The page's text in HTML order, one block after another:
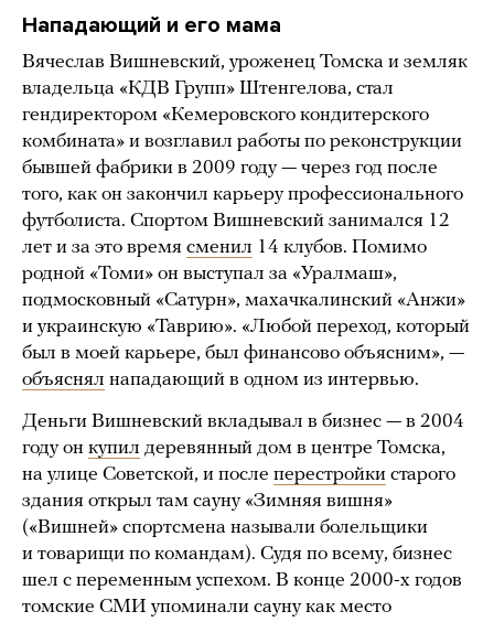
Нападающий и его мама
Вячеслав Вишневский, уроженец Томска и земляк
владельца «КДВ Групп» Штенгелова, стал
гендиректором «Кемеровского кондитерского
комбината» и возглавил работы по реконструкции
бывшей фабрики в 2009 году — через год после
того, как он закончил карьеру профессионального
футболиста. Спортом Вишневский занимался 12
лет и за это время сменил 14 клубов. Помимо
родной «Томи» он выступал за «Уралмаш»,
подмосковный «Сатурн», махачкалинский «Анжи»
и украинскую «Таврию». «Любой переход, который
был в моей карьере, был финансово объясним», —
объяснял нападающий в одном из интервью.
Деньги Вишневский вкладывал в бизнес — в 2004
году он купил деревянный дом в центре Томска,
на улице Советской, и после перестройки старого
здания открыл там сауну «Зимняя вишня»
(«Вишней» спортсмена называли болельщики
и товарищи по командам). Судя по всему, бизнес
шел с переменным успехом. В конце 2000-х годов
томские СМИ упоминали сауну как место